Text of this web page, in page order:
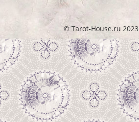
© Tarot-House.ru 2023